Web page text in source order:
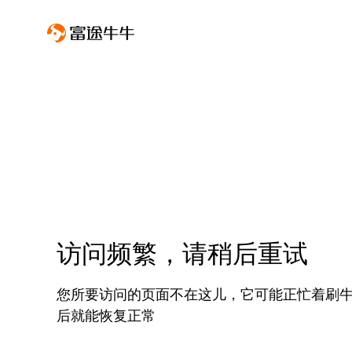
访问频繁，请稍后重试
您所要访问的页面不在这儿，它可能正忙着刷
后就能恢复正常